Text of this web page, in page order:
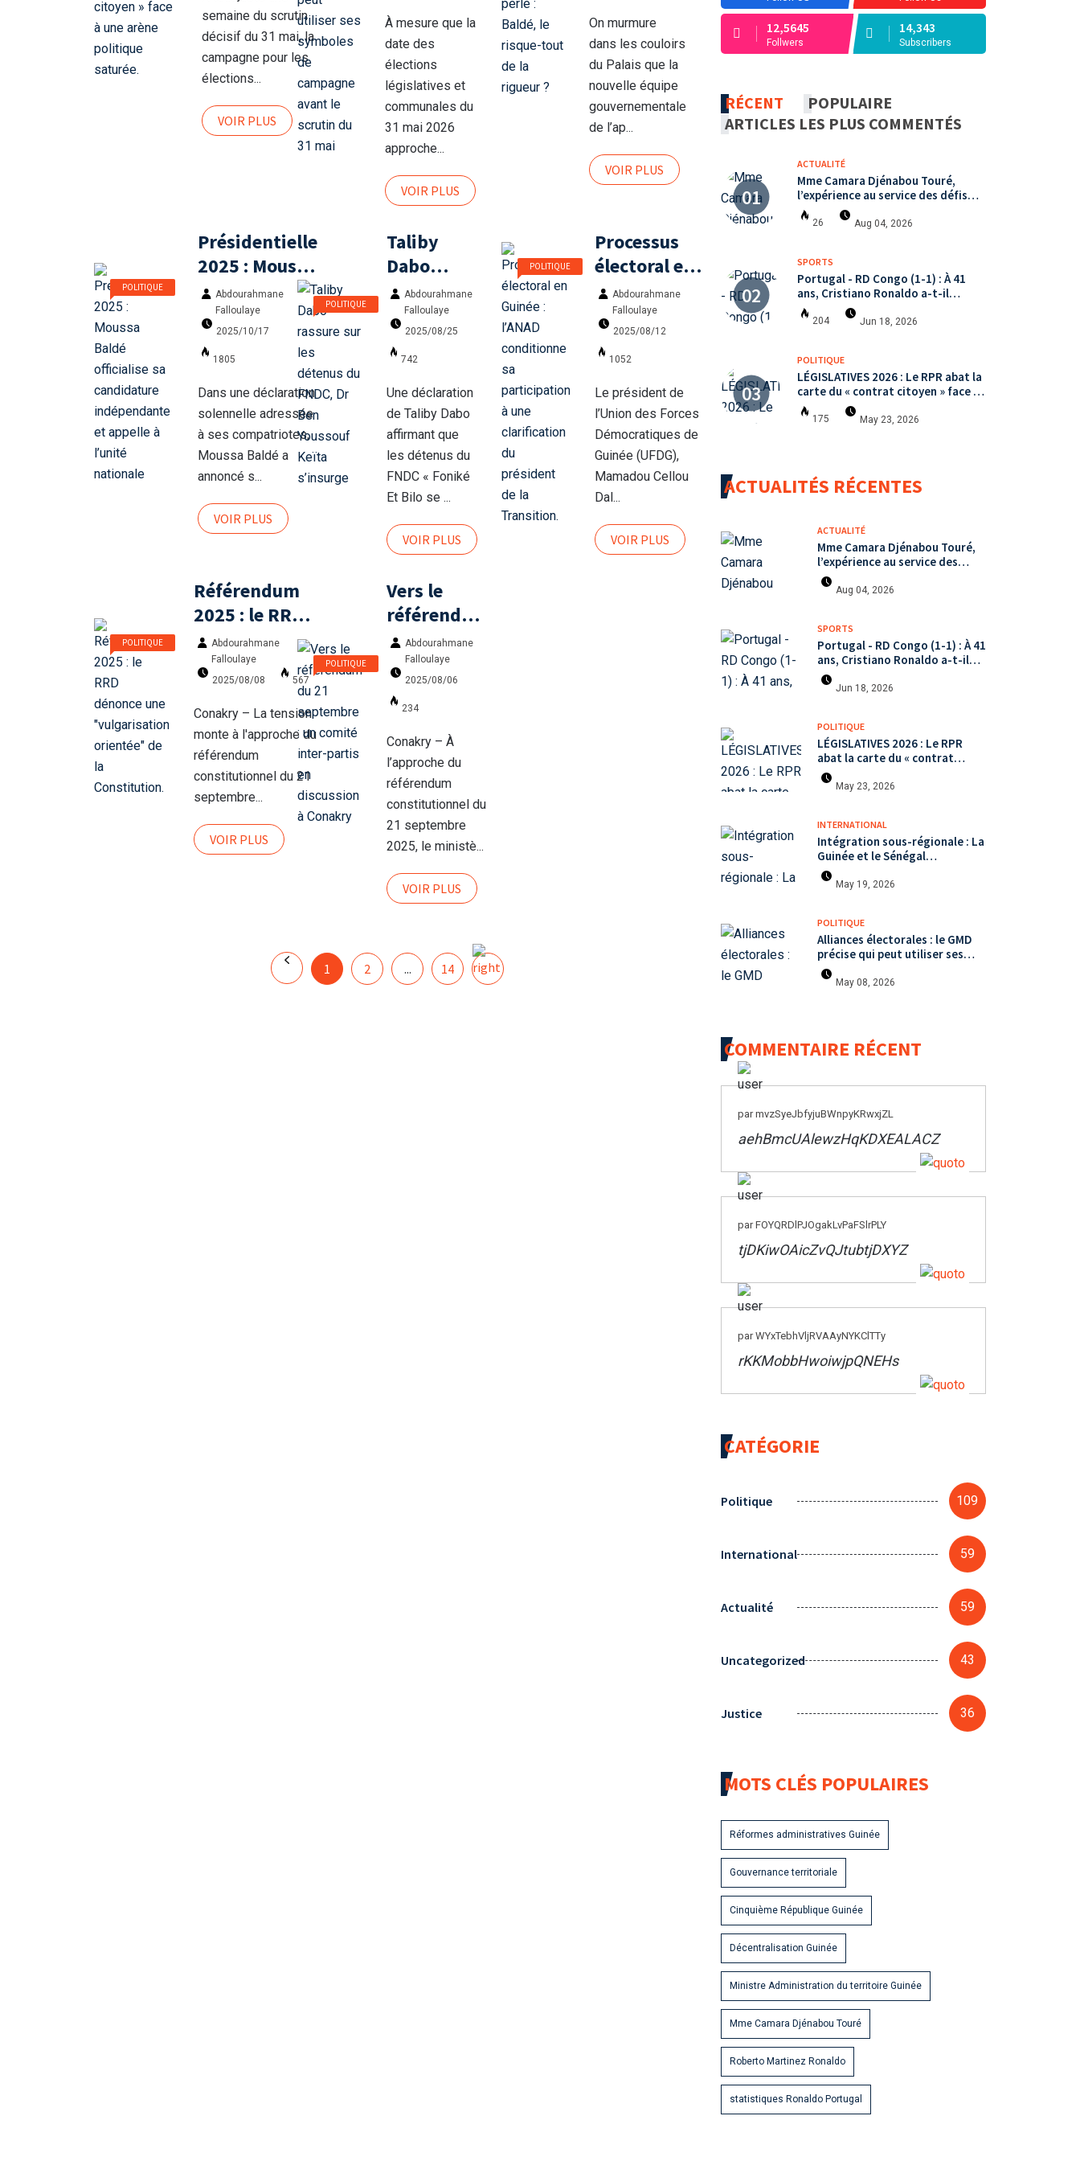
arène
politique
saturée.
semaine du scrutin
décisif du 31 mai, la
campagne pour les
élections...
VOIR PLUS
symboles
de
campagne
avant le
scrutin du
31 mai
À mesure que la
date des
élections
législatives et
communales du
31 mai 2026
approche...
VOIR PLUS
de la
rigueur ?
On murmure
dans les couloirs
du Palais que la
nouvelle équipe
gouvernementale
de l’ap...
VOIR PLUS
POLITIQUE
Présidentielle
2025 : Moussa
Baldé
officialise sa
candidature
indépendante
et appelle à
l’unité
nationale
Abdourahmane
Falloulaye
2025/10/17
1805
Dans une déclaration
solennelle adressée
à ses compatriotes,
Moussa Baldé a
annoncé s...
VOIR PLUS
POLITIQUE
Taliby
Dabo
rassure
sur les
détenus
du FNDC,
Dr Ben
Youssouf
Keïta
s’insurge
Abdourahmane
Falloulaye
2025/08/25
742
Une déclaration
de Taliby Dabo
affirmant que
les détenus du
FNDC « Foniké
Et Bilo se ...
VOIR PLUS
POLITIQUE
Processus
électoral en
Guinée :
l’ANAD
conditionne
sa
participation
à une
clarification
du président
de la
Transition.
Abdourahmane
Falloulaye
2025/08/12
1052
Le président de
l’Union des Forces
Démocratiques de
Guinée (UFDG),
Mamadou Cellou
Dal...
VOIR PLUS
POLITIQUE
Référendum
2025 : le RRD
dénonce une
"vulgarisation
orientée" de
la
Constitution.
Abdourahmane
Falloulaye
2025/08/08
567
Conakry – La tension
monte à l'approche du
référendum
constitutionnel du 21
septembre...
VOIR PLUS
POLITIQUE
Vers le
référendum
du 21
septembre :
un comité
inter-partis
en
discussion
à Conakry
Abdourahmane
Falloulaye
2025/08/06
234
Conakry – À
l’approche du
référendum
constitutionnel du
21 septembre
2025, le ministè...
VOIR PLUS
1 2 ... 14
12,5645
Follwers
14,343
Subscribers
RÉCENT
POPULAIRE
ARTICLES LES PLUS COMMENTÉS
ACTUALITÉ
Mme Camara Djénabou Touré,
l’expérience au service des défis
territoriaux sous la 5ème
République
26 Aug 04, 2026
SPORTS
Portugal - RD Congo (1-1) : À 41
ans, Cristiano Ronaldo a-t-il
encore le niveau international ?
204 Jun 18, 2026
POLITIQUE
LÉGISLATIVES 2026 : Le RPR abat la
carte du « contrat citoyen » face à
une arène politique saturée.
175 May 23, 2026
ACTUALITÉS RÉCENTES
ACTUALITÉ
Mme Camara Djénabou Touré,
l’expérience au service des
défis territoriaux sous la 5ème
République
Aug 04, 2026
SPORTS
Portugal - RD Congo (1-1) : À 41
ans, Cristiano Ronaldo a-t-il
encore le niveau international ?
Jun 18, 2026
POLITIQUE
LÉGISLATIVES 2026 : Le RPR
abat la carte du « contrat
citoyen » face à une arène
politique saturée.
May 23, 2026
INTERNATIONAL
Intégration sous-régionale : La
Guinée et le Sénégal
mutualisent leurs efforts à
Koundara via le programme
May 19, 2026
POLITIQUE
Alliances électorales : le GMD
précise qui peut utiliser ses
symboles de campagne avant le
scrutin du 31 mai
May 08, 2026
COMMENTAIRE RÉCENT
par mvzSyeJbfyjuBWnpyKRwxjZL
aehBmcUAlewzHqKDXEALACZ
par FOYQRDlPJOgakLvPaFSlrPLY
tjDKiwOAicZvQJtubtjDXYZ
par WYxTebhVljRVAAyNYKClTTy
rKKMobbHwoiwjpQNEHs
CATÉGORIE
Politique 109
International 59
Actualité 59
Uncategorized 43
Justice 36
MOTS CLÉS POPULAIRES
Réformes administratives Guinée
Gouvernance territoriale
Cinquième République Guinée
Décentralisation Guinée
Ministre Administration du territoire Guinée
Mme Camara Djénabou Touré
Roberto Martinez Ronaldo
statistiques Ronaldo Portugal